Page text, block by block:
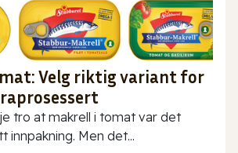
Velg riktig variant for
tro at makrell i tomat var det
innpakning. Men det...